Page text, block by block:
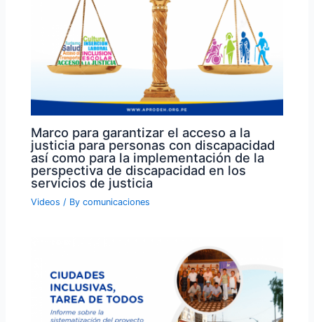
Marco para garantizar el acceso a la
justicia para personas con discapacidad
así como para la implementación de la
perspectiva de discapacidad en los
servicios de justicia
Videos / Bycomunicaciones